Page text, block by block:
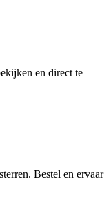
en direct te
Bestel en ervaar